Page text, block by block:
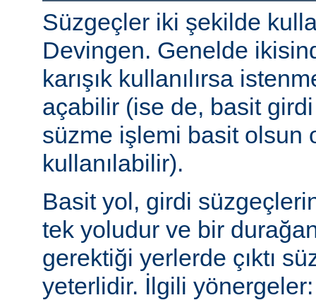
Süzgeçler iki şekilde
Devingen. Genelde
karışık kullanılırsa
açabilir (ise de, basit girdi
süzme işlemi basit olsun
kullanılabilir).
Basit yol, girdi
tek yoludur ve bir
gerektiği yerlerde çıktı
yeterlidir. İlgili